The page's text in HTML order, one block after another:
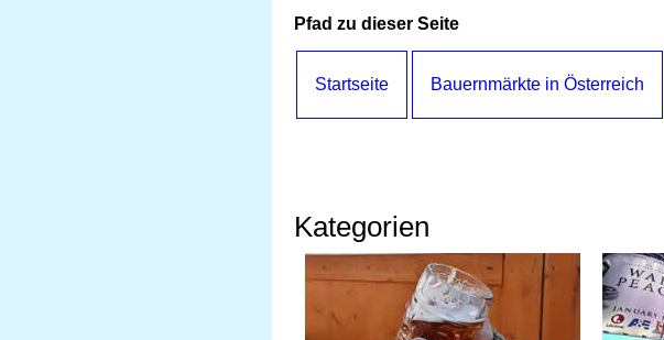
Pfad zu dieser Seite
Startseite Bauernmärkte in Österreich
Kategorien